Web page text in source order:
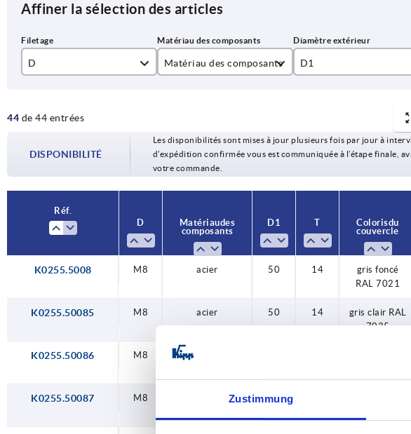
Zustimmung
Affiner la sélection des articles
D
M10
M16
Matériau des composants D1
44 de 44 entrées
DISPONIBILITÉ
Les disponibilités sont mises à jour plusieurs fois par jour à
d’expédition confirmée vous est communiquée à l’étape finale,
votre commande.
Réf.
D
Matériau des
composants
D1 T
Coloris du
couvercle
K0255.5008 M8 acier 50 14
gris foncé
RAL 7021
K0255.50085 M8 acier 50 14
gris clair RAL
7035
K0255.50086 M8
K0255.50087 M8 50